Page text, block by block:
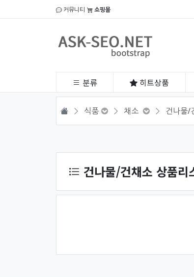
커뮤니티 쇼핑몰
분류 히트상품
HOME 식품 채소 건나물/
건나물/건채소 상품리